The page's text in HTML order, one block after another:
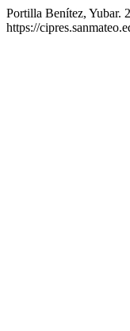
Portilla Benítez, Yubar.
https://